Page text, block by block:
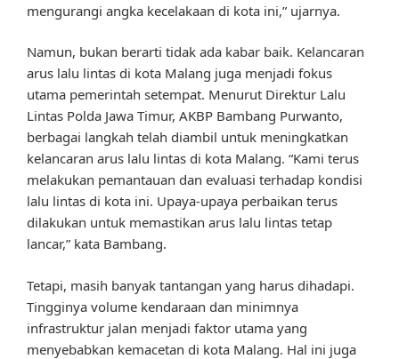
mengurangi angka kecelakaan di kota ini,” ujarnya.
Namun, bukan berarti tidak ada kabar baik. Kelancaran
arus lalu lintas di kota Malang juga menjadi fokus
utama pemerintah setempat. Menurut Direktur Lalu
Lintas Polda Jawa Timur, AKBP Bambang Purwanto,
berbagai langkah telah diambil untuk meningkatkan
kelancaran arus lalu lintas di kota Malang. “Kami terus
melakukan pemantauan dan evaluasi terhadap kondisi
lalu lintas di kota ini. Upaya-upaya perbaikan terus
dilakukan untuk memastikan arus lalu lintas tetap
lancar,” kata Bambang.
Tetapi, masih banyak tantangan yang harus dihadapi.
Tingginya volume kendaraan dan minimnya
infrastruktur jalan menjadi faktor utama yang
menyebabkan kemacetan di kota Malang. Hal ini juga